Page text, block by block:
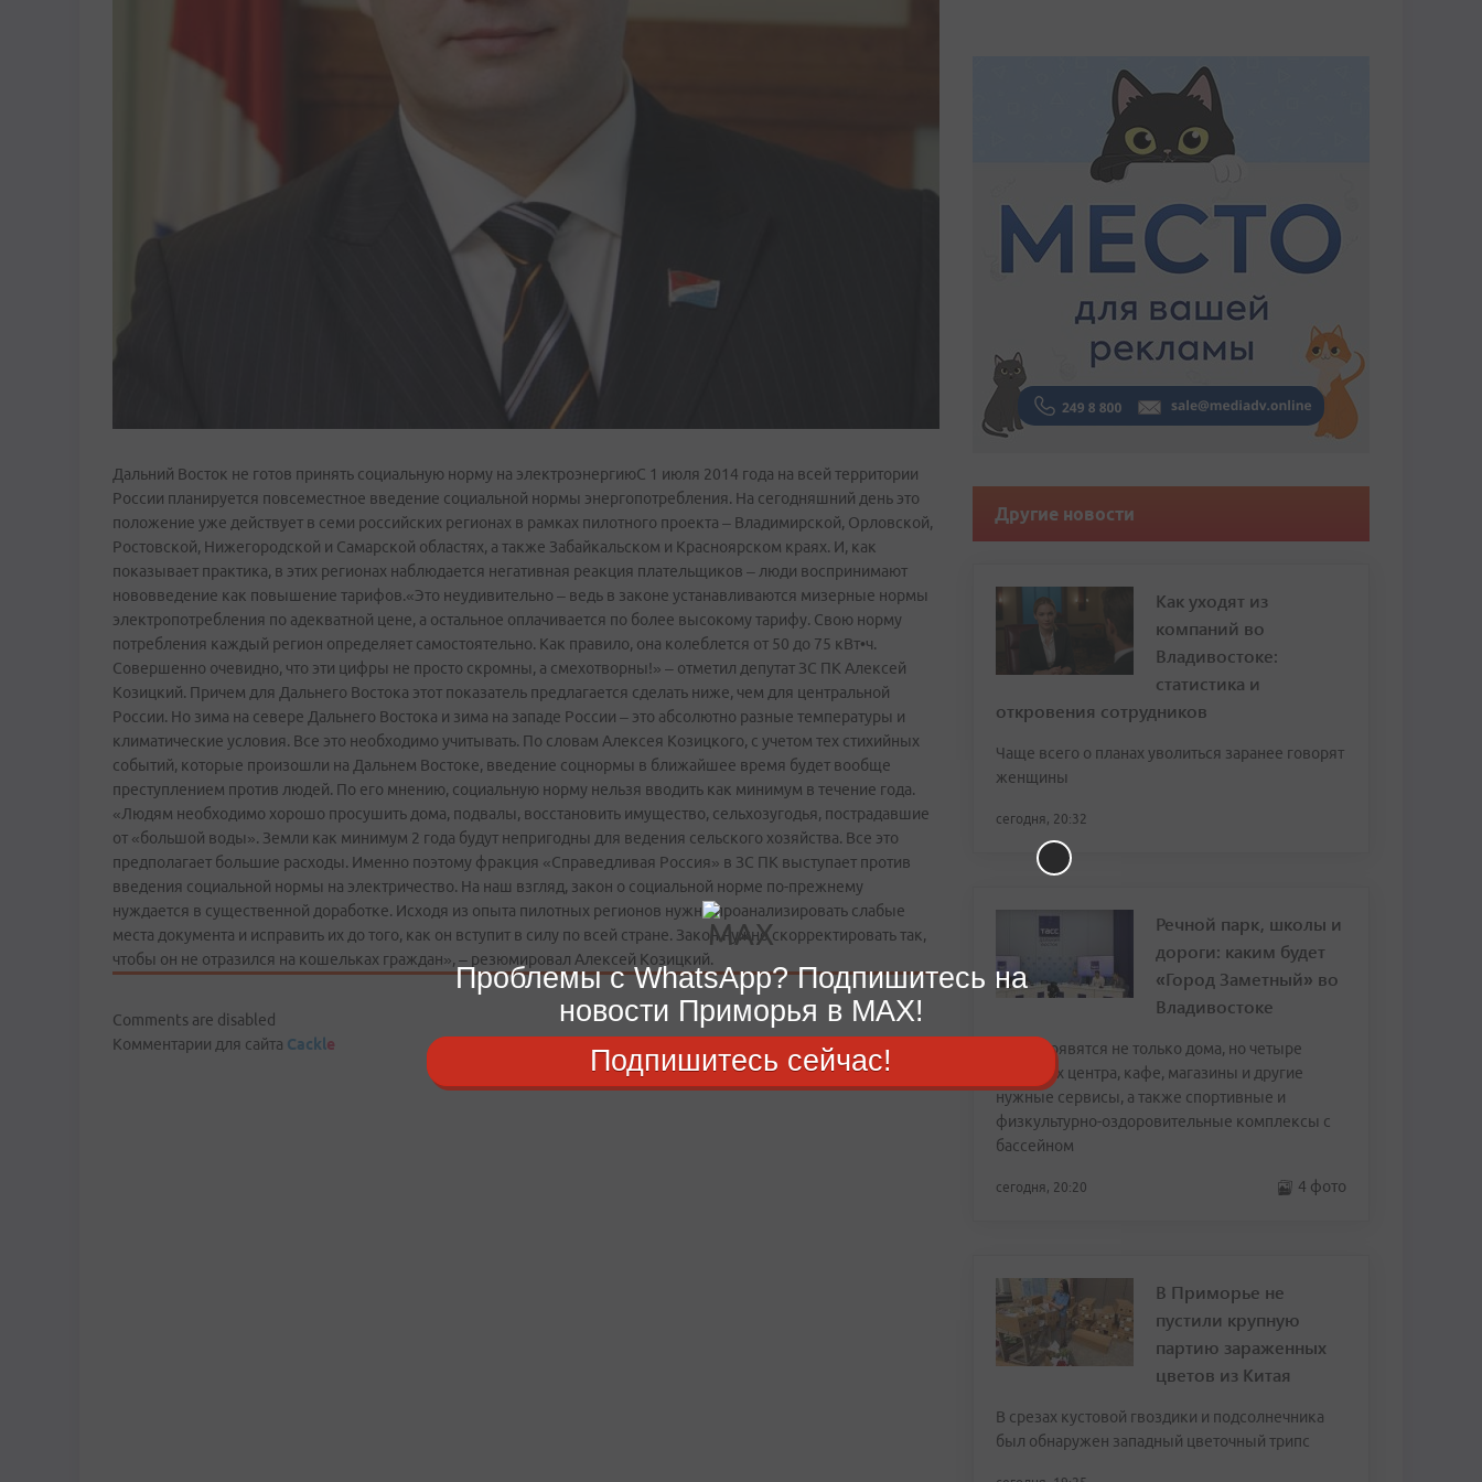
Дальний Восток не готов принять социальную норму на электроэнергиюС 1 июля 2014 года на всей территории
России планируется повсеместное введение социальной нормы энергопотребления. На сегодняшний день это
положение уже действует в семи российских регионах в рамках пилотного проекта – Владимирской, Орловской,
Ростовской, Нижегородской и Самарской областях, а также Забайкальском и Красноярском краях. И, как
показывает практика, в этих регионах наблюдается негативная реакция плательщиков – люди воспринимают
нововведение как повышение тарифов.«Это неудивительно – ведь в законе устанавливаются мизерные нормы
электропотребления по адекватной цене, а остальное оплачивается по более высокому тарифу. Свою норму
потребления каждый регион определяет самостоятельно. Как правило, она колеблется от 50 до 75 кВт•ч.
Совершенно очевидно, что эти цифры не просто скромны, а смехотворны!» – отметил депутат ЗС ПК Алексей
Козицкий. Причем для Дальнего Востока этот показатель предлагается сделать ниже, чем для центральной
России. Но зима на севере Дальнего Востока и зима на западе России – это абсолютно разные температуры и
климатические условия. Все это необходимо учитывать. По словам Алексея Козицкого, с учетом тех стихийных
событий, которые произошли на Дальнем Востоке, введение соцнормы в ближайшее время будет вообще
преступлением против людей. По его мнению, социальную норму нельзя вводить как минимум в течение года.
«Людям необходимо хорошо просушить дома, подвалы, восстановить имущество, сельхозугодья, пострадавшие
от «большой воды». Земли как минимум 2 года будут непригодны для ведения сельского хозяйства. Все это
предполагает большие расходы. Именно поэтому фракция «Справедливая Россия» в ЗС ПК выступает против
введения социальной нормы на электричество. На наш взгляд, закон о социальной норме по-прежнему
нуждается в существенной доработке. Исходя из опыта пилотных регионов нужно проанализировать слабые
места документа и исправить их до того, как он вступит в силу по всей стране. Закон нужно скорректировать так,
чтобы он не отразился на кошельках граждан», – резюмировал Алексей Козицкий.
Comments are disabled
Комментарии для сайта Cackle
Другие новости
Как уходят из
компаний во
Владивостоке:
статистика и
откровения сотрудников
Чаще всего о планах уволиться заранее говорят
женщины
сегодня, 20:32
Речной парк, школы и
дороги: каким будет
«Город Заметный» во
Владивостоке
Здесь появятся не только дома, но четыре
торговых центра, кафе, магазины и другие
нужные сервисы, а также спортивные и
физкультурно-оздоровительные комплексы с
бассейном
сегодня, 20:20 4 фото
В Приморье не
пустили крупную
партию зараженных
цветов из Китая
В срезах кустовой гвоздики и подсолнечника
был обнаружен западный цветочный трипс
Проблемы с WhatsApp? Подпишитесь на
новости Приморья в MAX!
Подпишитесь сейчас!